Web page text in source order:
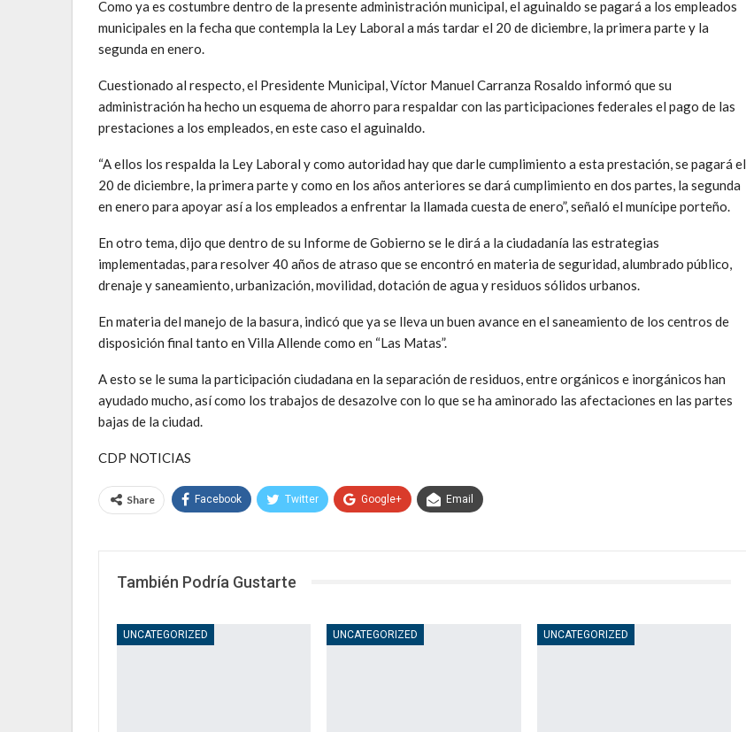
Como ya es costumbre dentro de la presente administración municipal, el aguinaldo se pagará a los empleados
municipales en la fecha que contempla la Ley Laboral a más tardar el 20 de diciembre, la primera parte y la
segunda en enero.
Cuestionado al respecto, el Presidente Municipal, Víctor Manuel Carranza Rosaldo informó que su
administración ha hecho un esquema de ahorro para respaldar con las participaciones federales el pago de las
prestaciones a los empleados, en este caso el aguinaldo.
“A ellos los respalda la Ley Laboral y como autoridad hay que darle cumplimiento a esta prestación, se pagará el
20 de diciembre, la primera parte y como en los años anteriores se dará cumplimiento en dos partes, la segunda
en enero para apoyar así a los empleados a enfrentar la llamada cuesta de enero”, señaló el munícipe porteño.
En otro tema, dijo que dentro de su Informe de Gobierno se le dirá a la ciudadanía las estrategias
implementadas, para resolver 40 años de atraso que se encontró en materia de seguridad, alumbrado público,
drenaje y saneamiento, urbanización, movilidad, dotación de agua y residuos sólidos urbanos.
En materia del manejo de la basura, indicó que ya se lleva un buen avance en el saneamiento de los centros de
disposición final tanto en Villa Allende como en “Las Matas”.
A esto se le suma la participación ciudadana en la separación de residuos, entre orgánicos e inorgánicos han
ayudado mucho, así como los trabajos de desazolve con lo que se ha aminorado las afectaciones en las partes
bajas de la ciudad.
CDP NOTICIAS
Share Facebook Twitter Google+ Email
También Podría Gustarte
UNCATEGORIZED UNCATEGORIZED UNCATEGORIZED